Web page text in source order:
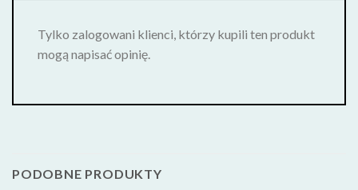
Tylko zalogowani klienci, którzy kupili ten produkt
mogą napisać opinię.
PODOBNE PRODUKTY